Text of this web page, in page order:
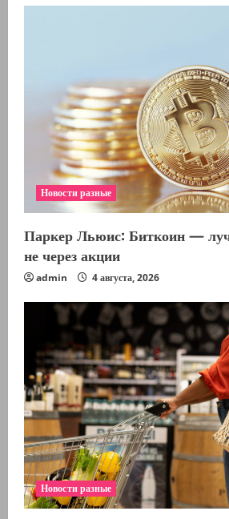
Новости разные
Паркер Льюис: Биткоин —
не через акции
admin 4 августа, 2026
Новости разные